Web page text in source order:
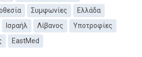
Συμφωνίες
Ελλάδα
Ισραήλ Λίβανος
Υποτροφίες
EastMed